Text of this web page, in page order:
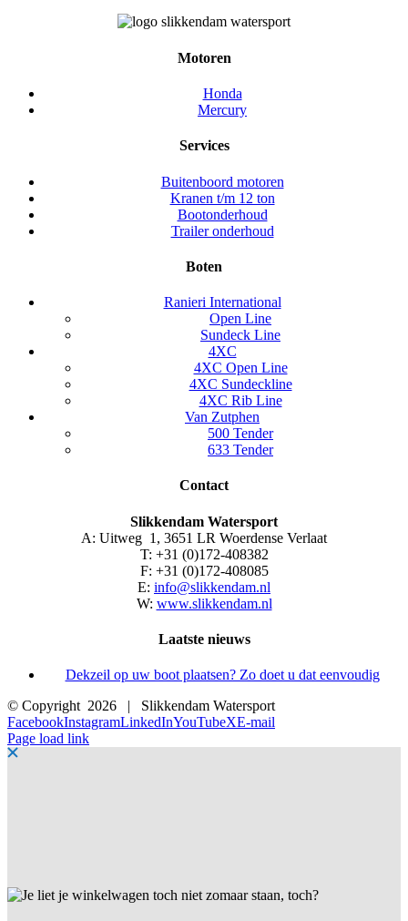
Motoren
Honda
Mercury
Services
Buitenboord motoren
Kranen t/m 12 ton
Bootonderhoud
Trailer onderhoud
Boten
Ranieri International
Open Line
Sundeck Line
4XC
4XC Open Line
4XC Sundeckline
4XC Rib Line
Van Zutphen
500 Tender
633 Tender
Contact
Slikkendam Watersport
A: Uitweg 1, 3651 LR Woerdense Verlaat
T: +31 (0)172-408382
F: +31 (0)172-408085
E: info@slikkendam.nl
W: www.slikkendam.nl
Laatste nieuws
Dekzeil op uw boot plaatsen? Zo doet u dat eenvoudig
© Copyright 2026 | Slikkendam Watersport
FacebookInstagramLinkedInYouTubeXE-mail
Page load link